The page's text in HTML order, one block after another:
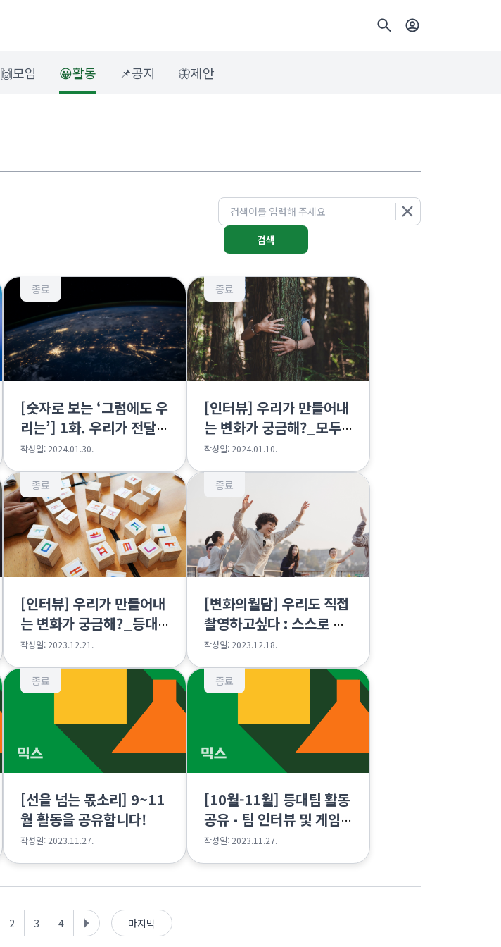
🙌모임 😀활동 📌공지 🦋제안
검색
종료
[숫자로 보는 ‘그럼에도 우
리는’] 1화. 우리가 전달한
지지와 연대
작성일: 2024.01.30.
종료
[인터뷰] 우리가 만들어내
는 변화가 궁금해?_모두
의숲 편
작성일: 2024.01.10.
종료
[인터뷰] 우리가 만들어내
는 변화가 궁금해?_등대
편
작성일: 2023.12.21.
종료
[변화의월담] 우리도 직접
촬영하고싶다 : 스스로 촬
영 워크샵
작성일: 2023.12.18.
종료
[선을 넘는 몫소리] 9~11
월 활동을 공유합니다!
작성일: 2023.11.27.
종료
[10월-11월] 등대팀 활동
공유 - 팀 인터뷰 및 게임
제작ING
작성일: 2023.11.27.
2 3 4 마지막